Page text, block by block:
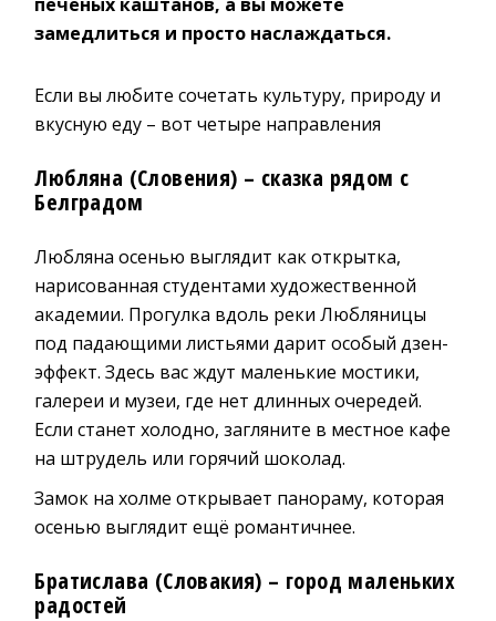
замедлиться и просто наслаждаться.
Если вы любите сочетать культуру, природу и
вкусную еду – вот четыре направления
Любляна (Словения) – сказка рядом с
Белградом
Любляна осенью выглядит как открытка,
нарисованная студентами художественной
академии. Прогулка вдоль реки Любляницы
под падающими листьями дарит особый дзен-
эффект. Здесь вас ждут маленькие мостики,
галереи и музеи, где нет длинных очередей.
Если станет холодно, загляните в местное кафе
на штрудель или горячий шоколад.
Замок на холме открывает панораму, которая
осенью выглядит ещё романтичнее.
Братислава (Словакия) – город маленьких
радостей